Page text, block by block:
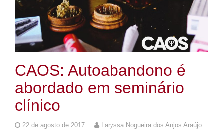
CAOS: Autoabandono é
abordado em seminário
clínico
22 de agosto de 2017
Laryssa Nogueira dos Anjos Araújo